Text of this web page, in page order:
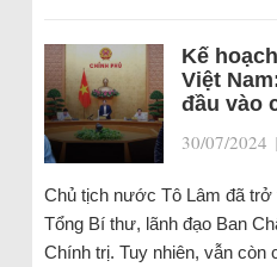
Kế
Việt
đầu vào
30/07/2024 |
Chủ tịch nước Tô Lâm đã
Tổng Bí thư, lãnh đạo Ban
Chính trị. Tuy nhiên, vẫn còn